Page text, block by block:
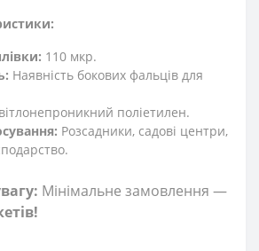
110 мкр.
Наявність бокових фальців для
поліетилен.
Розсадники, садові центри,
Мінімальне замовлення —